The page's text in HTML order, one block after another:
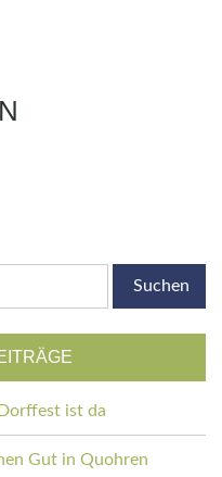
ist da
Gut in Quohren